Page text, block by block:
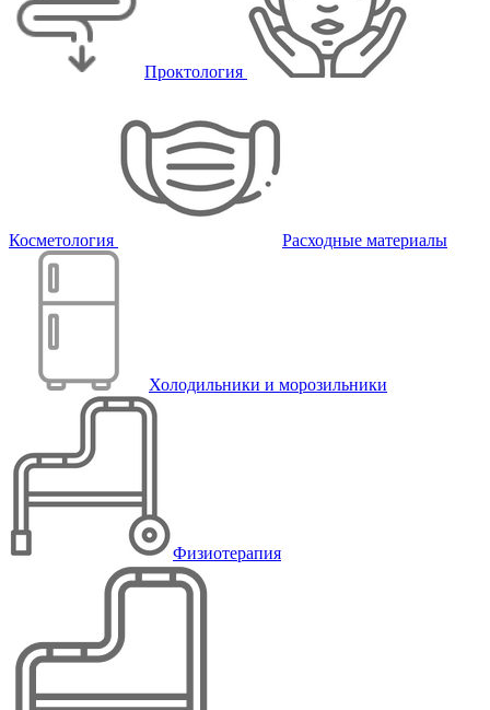
Проктология
Косметология Расходные материалы
Холодильники и морозильники
Физиотерапия